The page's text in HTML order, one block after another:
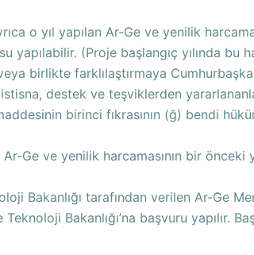
o yıl yapılan Ar-Ge ve yenilik
(Proje başlangıç yılında bu
birlikte farklılaştırmaya
destek ve teşviklerden
birinci fıkrasının (ğ) bendi
ve yenilik harcamasının bir önceki
Bakanlığı tarafından verilen Ar-Ge
Bakanlığı’na başvuru yapılır.